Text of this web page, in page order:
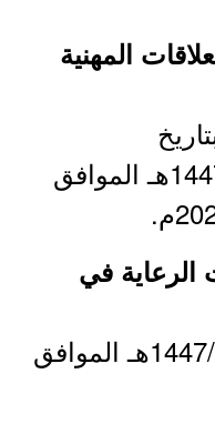
المهنية
1447/02/18هـ و1447/02/19هـ الموافق
الرعاية في
- يوم الأحد بتاريخ 1447/02/09هـ الموافق